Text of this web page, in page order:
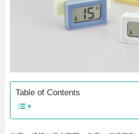
Table of Contents